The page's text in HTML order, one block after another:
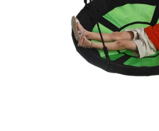
Ochranné pracovné